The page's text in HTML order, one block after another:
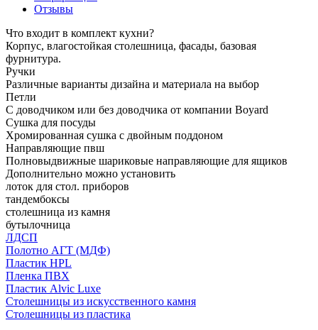
Отзывы
Что входит в комплект кухни?
Корпус, влагостойкая столешница, фасады, базовая
фурнитура.
Ручки
Различные варианты дизайна и материала на выбор
Петли
С доводчиком или без доводчика от компании Boyard
Сушка для посуды
Хромированная сушка с двойным поддоном
Направляющие пвш
Полновыдвижные шариковые направляющие для ящиков
Дополнительно можно установить
лоток для стол. приборов
тандембоксы
столешница из камня
бутылочница
ЛДСП
Полотно АГТ (МДФ)
Пластик HPL
Пленка ПВХ
Пластик Alvic Luxe
Столешницы из искусственного камня
Столешницы из пластика